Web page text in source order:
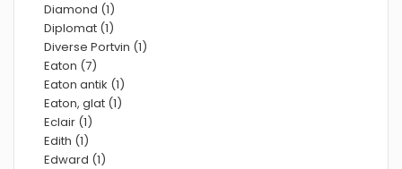
Diamond (1)
Diplomat (1)
Diverse Portvin (1)
Eaton (7)
Eaton antik (1)
Eaton, glat (1)
Eclair (1)
Edith (1)
Edward (1)